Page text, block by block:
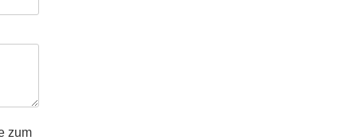
zum